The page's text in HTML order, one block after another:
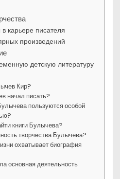
карьере писателя
произведений
детскую литературу
Кир?
начал писать?
пользуются особой
книги Булычева?
творчества Булычева?
охватывает биография
основная деятельность